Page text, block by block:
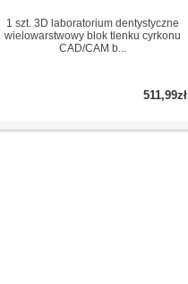
1 szt. 3D laboratorium dentystyczne
wielowarstwowy blok tlenku cyrkonu
CAD/CAM b...
511,99zł